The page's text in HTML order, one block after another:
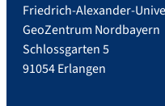
Friedrich-Alexander-
GeoZentrum Nordbayern
Schlossgarten 5
91054 Erlangen